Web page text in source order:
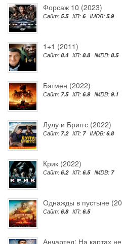
Форсаж 10 (2023)
Сайт: 5.5 КП: 6 IMDB: 5.9
1+1 (2011)
Сайт: 8.4 КП: 8.8 IMDB: 8.5
Бэтмен (2022)
Сайт: 7.5 КП: 6.9 IMDB: 9.1
Лулу и Бриггс (2022)
Сайт: 7.2 КП: 7 IMDB: 6.8
Крик (2022)
Сайт: 6.2 КП: 6.5 IMDB: 7
Однажды в пустыне
Сайт: 6.8 КП: 6.5
Анчартед: На картах